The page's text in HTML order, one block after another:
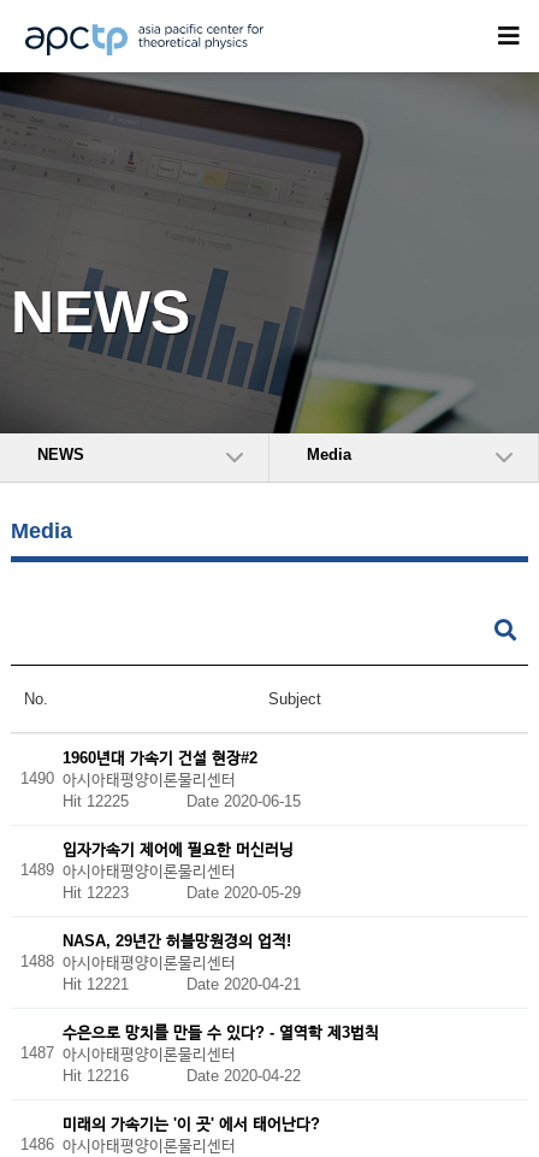
NEWS
NEWS Media
Media
No. Subject
1490
1960년대 가속기 건설 현장#2
아시아태평양이론물리센터
Hit 12225 Date 2020-06-15
1489
입자가속기 제어에 필요한 머신러닝
아시아태평양이론물리센터
Hit 12223 Date 2020-05-29
1488
NASA, 29년간 허블망원경의 업적!
아시아태평양이론물리센터
Hit 12221 Date 2020-04-21
1487
수은으로 망치를 만들 수 있다? - 열역학 제3법칙
아시아태평양이론물리센터
Hit 12216 Date 2020-04-22
1486
미래의 가속기는 '이 곳' 에서 태어난다?
아시아태평양이론물리센터